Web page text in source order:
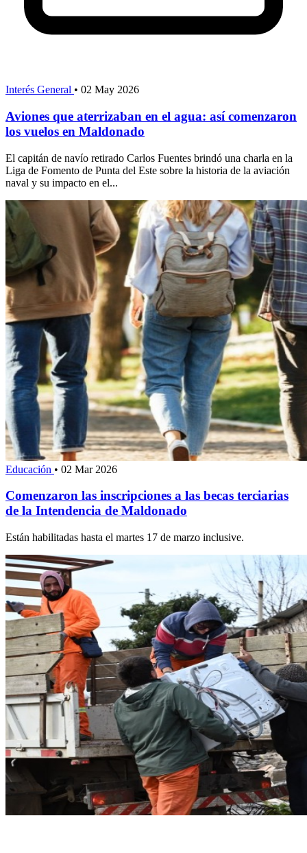
Interés General • 02 May 2026
Aviones que aterrizaban en el agua: así comenzaron
los vuelos en Maldonado
El capitán de navío retirado Carlos Fuentes brindó una charla en la
Liga de Fomento de Punta del Este sobre la historia de la aviación
naval y su impacto en el...
Educación • 02 Mar 2026
Comenzaron las inscripciones a las becas terciarias
de la Intendencia de Maldonado
Están habilitadas hasta el martes 17 de marzo inclusive.